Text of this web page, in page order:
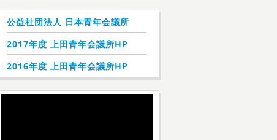
公益社団法人 日本青年会議所
2017年度 上田青年会議所HP
2016年度 上田青年会議所HP